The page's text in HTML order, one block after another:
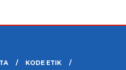
KODE ETIK